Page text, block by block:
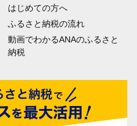
はじめての方へ
ふるさと納税の流れ
動画でわかるANAのふるさと
納税